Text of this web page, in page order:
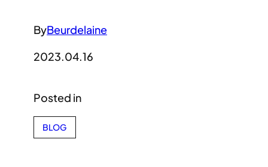
ByBeurdelaine
2023.04.16
Posted in
BLOG